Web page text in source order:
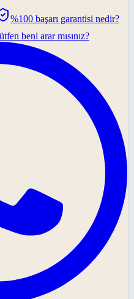
%100 başarı garantisi nedir?
beni arar mısınız?